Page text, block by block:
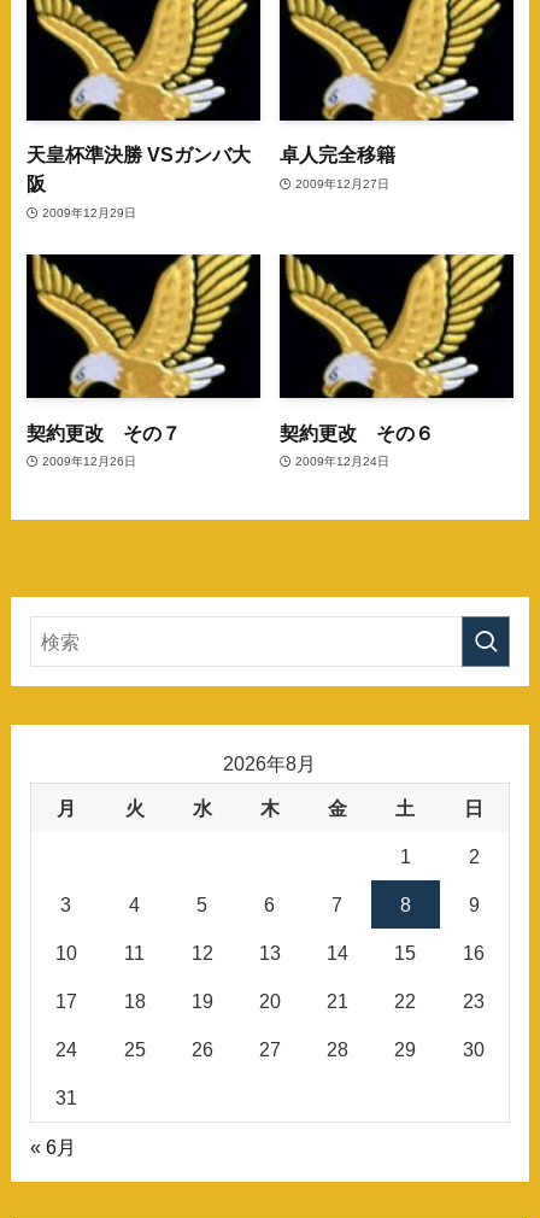
天皇杯準決勝 VSガンバ大
阪
2009年12月29日
卓人完全移籍
2009年12月27日
契約更改 その７
2009年12月26日
契約更改 その６
2009年12月24日
2026年8月
月 火 水 木 金 土 日
1 2
3 4 5 6 7 8 9
10 11 12 13 14 15 16
17 18 19 20 21 22 23
24 25 26 27 28 29 30
31
« 6月